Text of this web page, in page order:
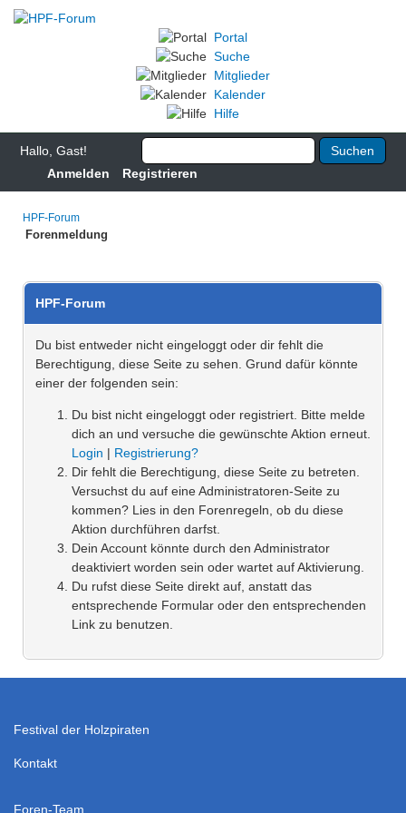
Portal
Suche
Mitglieder
Kalender
Hilfe
Hallo, Gast!
Anmelden
Registrieren
HPF-Forum
Forenmeldung
HPF-Forum
Du bist entweder nicht eingeloggt oder dir fehlt die
Berechtigung, diese Seite zu sehen. Grund dafür könnte
einer der folgenden sein:
Du bist nicht eingeloggt oder registriert. Bitte melde
dich an und versuche die gewünschte Aktion erneut.
Login | Registrierung?
Dir fehlt die Berechtigung, diese Seite zu betreten.
Versuchst du auf eine Administratoren-Seite zu
kommen? Lies in den Forenregeln, ob du diese
Aktion durchführen darfst.
Dein Account könnte durch den Administrator
deaktiviert worden sein oder wartet auf Aktivierung.
Du rufst diese Seite direkt auf, anstatt das
entsprechende Formular oder den entsprechenden
Link zu benutzen.
Festival der Holzpiraten
Kontakt
Foren-Team